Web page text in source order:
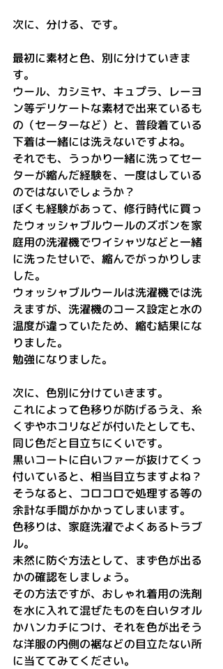
次に、分ける、です。
最初に素材と色、別に分けていきま
す。
ウール、カシミヤ、キュプラ、レーヨ
ン等デリケートな素材で出来ているも
の（セーターなど）と、普段着ている
下着は一緒には洗えないですよね。
それでも、うっかり一緒に洗ってセー
ターが縮んだ経験を、一度はしている
のではないでしょうか？
ぼくも経験があって、修行時代に買っ
たウォッシャブルウールのズボンを家
庭用の洗濯機でワイシャツなどと一緒
に洗ったせいで、縮んでがっかりしま
した。
ウォッシャブルウールは洗濯機では洗
えますが、洗濯機のコース設定と水の
温度が違っていたため、縮む結果にな
りました。
勉強になりました。
次に、色別に分けていきます。
これによって色移りが防げるうえ、糸
くずやホコリなどが付いたとしても、
同じ色だと目立ちにくいです。
黒いコートに白いファーが抜けてくっ
付いていると、相当目立ちますよね？
そうなると、コロコロで処理する等の
余計な手間がかかってしまいます。
色移りは、家庭洗濯でよくあるトラブ
ル。
未然に防ぐ方法として、まず色が出る
かの確認をしましょう。
その方法ですが、おしゃれ着用の洗剤
を水に入れて混ぜたものを白いタオル
かハンカチにつけ、それを色が出そう
な洋服の内側の裾などの目立たない所
に当ててみてください。